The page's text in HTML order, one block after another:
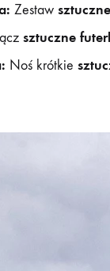
Zestaw
sztuczne
Noś krótkie